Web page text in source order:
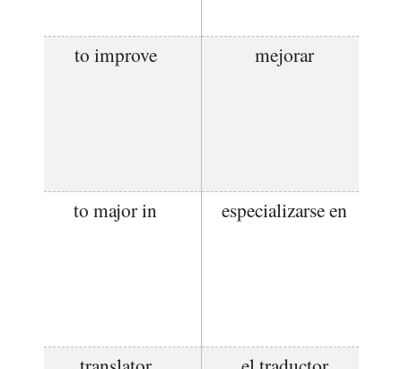
to improve mejorar
to major in especializarse en